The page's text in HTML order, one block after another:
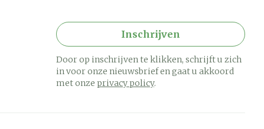
Inschrijven
Door op inschrijven te klikken, schrijft u zich
in voor onze nieuwsbrief en gaat u akkoord
met onze privacy policy.